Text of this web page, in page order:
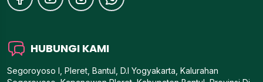
HUBUNGI KAMI
Segoroyoso I, Pleret, Bantul, D.I Yogyakarta, Kalurahan